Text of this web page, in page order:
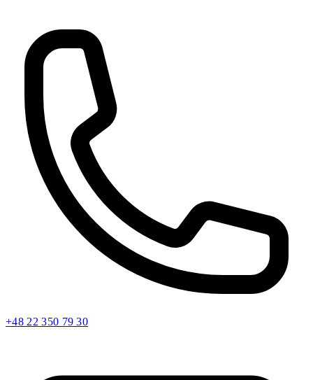
+48 22 350 79 30